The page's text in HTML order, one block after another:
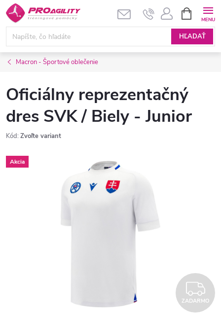
Prejsť
na
obsah
HĽADAŤ
KOŠÍK
Macron - Športové oblečenie
Oficiálny reprezentačný
dres SVK / Biely - Junior
Kód: Zvoľte variant
Akcia
ZADARMO